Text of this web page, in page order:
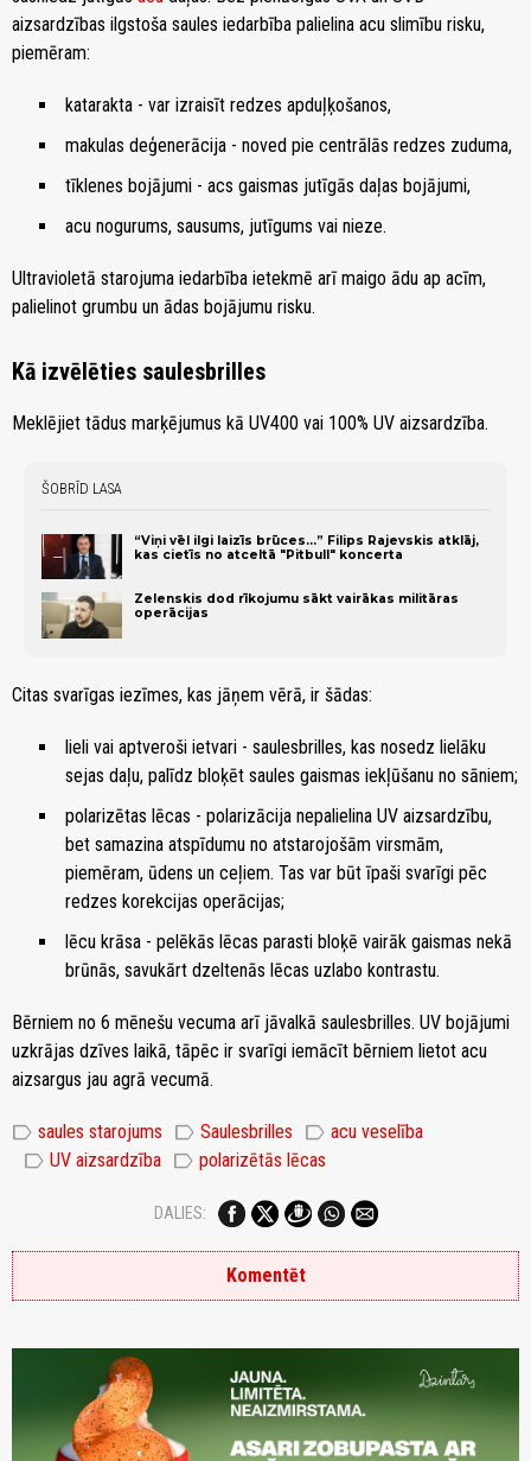
aizsardzības ilgstoša saules iedarbība palielina acu slimību risku,
piemēram:
katarakta - var izraisīt redzes apduļķošanos,
makulas deģenerācija - noved pie centrālās redzes zuduma,
tīklenes bojājumi - acs gaismas jutīgās daļas bojājumi,
acu nogurums, sausums, jutīgums vai nieze.
Ultravioletā starojuma iedarbība ietekmē arī maigo ādu ap acīm,
palielinot grumbu un ādas bojājumu risku.
Kā izvēlēties saulesbrilles
Meklējiet tādus marķējumus kā UV400 vai 100% UV aizsardzība.
ŠOBRĪD LASA
“Viņi vēl ilgi laizīs brūces...” Filips Rajevskis atklāj,
kas cietīs no atceltā "Pitbull" koncerta
Zelenskis dod rīkojumu sākt vairākas militāras
operācijas
Citas svarīgas iezīmes, kas jāņem vērā, ir šādas:
lieli vai aptveroši ietvari - saulesbrilles, kas nosedz lielāku
sejas daļu, palīdz bloķēt saules gaismas iekļūšanu no sāniem;
polarizētas lēcas - polarizācija nepalielina UV aizsardzību,
bet samazina atspīdumu no atstarojošām virsmām,
piemēram, ūdens un ceļiem. Tas var būt īpaši svarīgi pēc
redzes korekcijas operācijas;
lēcu krāsa - pelēkās lēcas parasti bloķē vairāk gaismas nekā
brūnās, savukārt dzeltenās lēcas uzlabo kontrastu.
Bērniem no 6 mēnešu vecuma arī jāvalkā saulesbrilles. UV bojājumi
uzkrājas dzīves laikā, tāpēc ir svarīgi iemācīt bērniem lietot acu
aizsargus jau agrā vecumā.
label saules starojums label Saulesbrilles label acu veselība
label UV aizsardzība label polarizētās lēcas
DALIES:
Komentēt